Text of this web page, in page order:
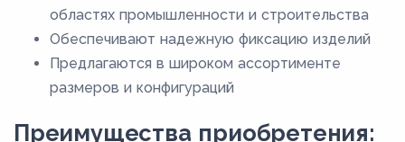
28,7
29,6
30,5
31,5
32,2
областях промышленности и строительства
Обеспечивают надежную фиксацию изделий
Предлагаются в широком ассортименте
размеров и конфигураций
Преимущества приобретения: